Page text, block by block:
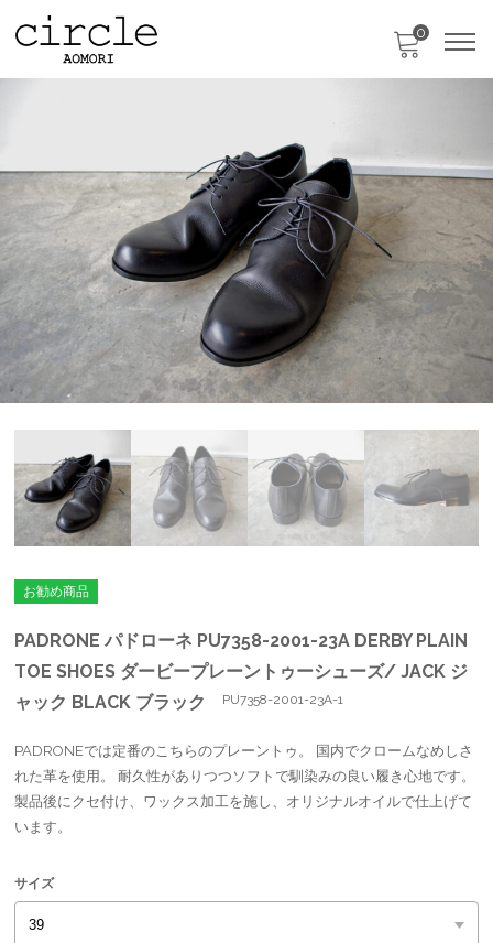
只今、カートに商品はございません。 0
お勧め商品
PADRONE パドローネ PU7358-2001-23A DERBY PLAIN
TOE SHOES ダービープレーントゥーシューズ/ JACK ジ
ャック BLACK ブラック
PU7358-2001-23A-1
PADRONEでは定番のこちらのプレーントゥ。 国内でクロームなめしさ
れた革を使用。 耐久性がありつつソフトで馴染みの良い履き心地です。
製品後にクセ付け、ワックス加工を施し、オリジナルオイルで仕上げて
います。
サイズ